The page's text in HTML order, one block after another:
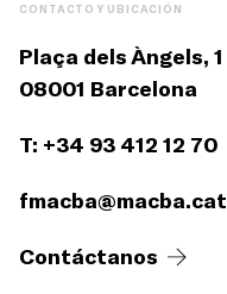
CONTACTO Y UBICACIÓN
Plaça dels Àngels, 1
08001 Barcelona
T: +34 93 412 12 70
fmacba@macba.cat
Contáctanos